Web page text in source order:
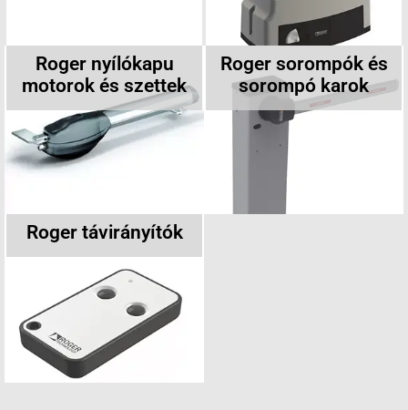
Roger nyílókapu
motorok és szettek
Roger sorompók és
sorompó karok
Roger távirányítók